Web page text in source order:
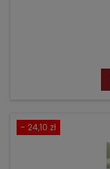
- 24,10 zł